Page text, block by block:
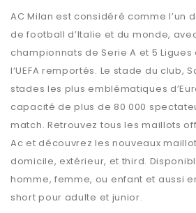
AC Milan est considéré comme l’un
de football d’Italie et du monde,
championnats de Serie A et 5
l’UEFA remportés. Le stade du club,
stades les plus emblématiques
capacité de plus de 80 000
match. Retrouvez tous les maillots
Ac et découvrez les nouveaux
domicile, extérieur, et third.
homme, femme, ou enfant et aussi
short pour adulte et junior.